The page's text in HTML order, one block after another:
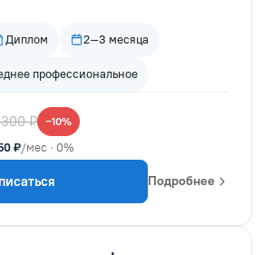
Диплом 2–3 месяца
профессиональное
₽ −10%
₽/мес · 0%
Подробнее